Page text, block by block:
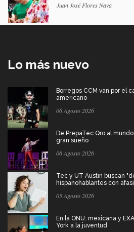
Juan José Flores Nava
Lo más nuevo
Borregos CCM van por el
americano
06 Agosto 2026
De PrepaTec Qro al
gran sueño
06 Agosto 2026
Tec y UT Austin buscan
hispanohablantes con
05 Agosto 2026
En la ONU: mexicana y
York a la juventud